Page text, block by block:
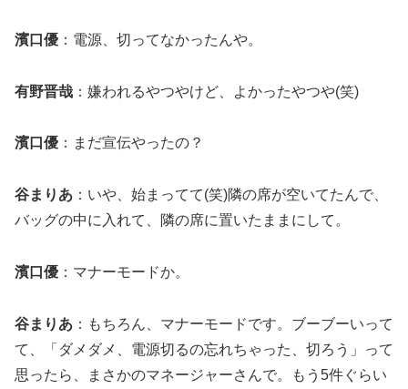
濱口優 ：電源、切ってなかったんや。
有野晋哉 ：嫌われるやつやけど、よかったやつや(笑)
濱口優 ：まだ宣伝やったの？
谷まりあ ：いや、始まってて(笑)隣の席が空いてたんで、
バッグの中に入れて、隣の席に置いたままにして。
濱口優 ：マナーモードか。
谷まりあ ：もちろん、マナーモードです。ブーブーいって
て、「ダメダメ、電源切るの忘れちゃった、切ろう」って
思ったら、まさかのマネージャーさんで。もう5件ぐらい